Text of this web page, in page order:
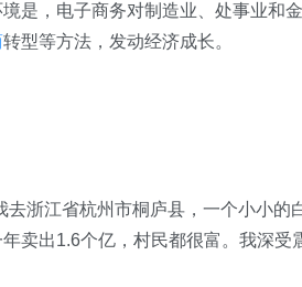
境是，电子商务对制造业、处事业和金
转型等方法，发动经济成长。
浙江省杭州市桐庐县，一个小小的
卖出1.6个亿，村民都很富。我深受